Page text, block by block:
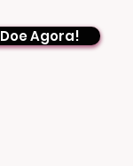
Doe Agora!